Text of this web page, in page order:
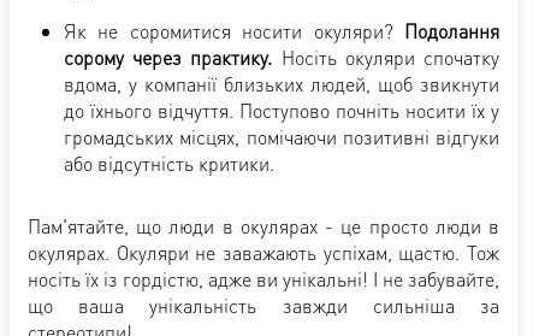
Як не соромитися носити окуляри? Подолання
сорому через практику. Носіть окуляри спочатку
вдома, у компанії близьких людей, щоб звикнути
до їхнього відчуття. Поступово почніть носити їх у
громадських місцях, помічаючи позитивні відгуки
або відсутність критики.
Пам'ятайте, що люди в окулярах - це просто люди в
окулярах. Окуляри не заважають успіхам, щастю. Тож
носіть їх із гордістю, адже ви унікальні! І не забувайте,
що ваша унікальність завжди сильніша за